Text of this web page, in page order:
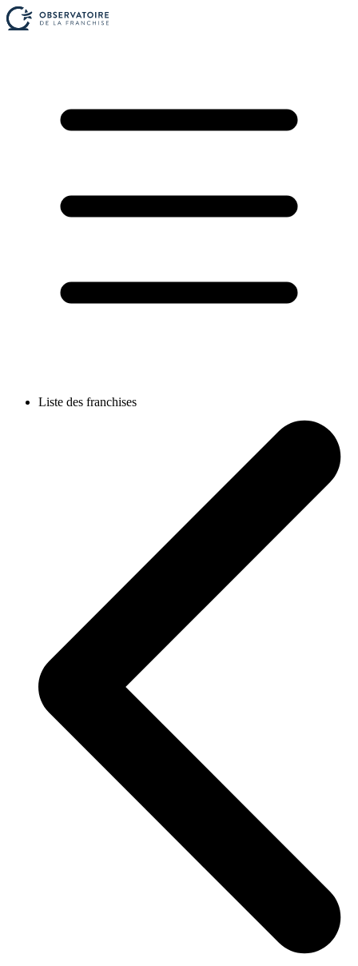
Liste des franchises